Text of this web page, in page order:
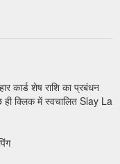
कार्ड शेष राशि का प्रबंधन
क्लिक में स्वचालित Slay La